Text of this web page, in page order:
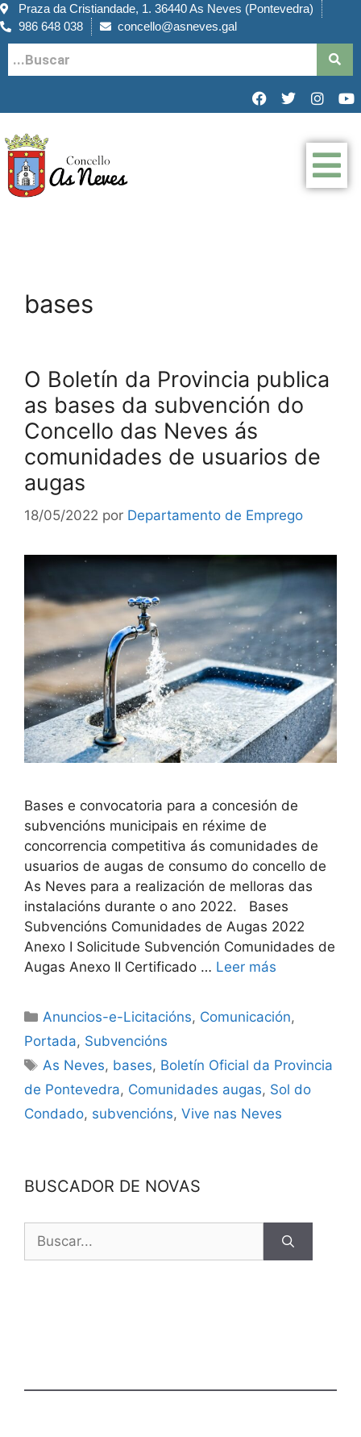
Praza da Cristiandade, 1. 36440 As Neves (Pontevedra)
986 648 038
concello@asneves.gal
bases
O Boletín da Provincia publica
as bases da subvención do
Concello das Neves ás
comunidades de usuarios de
augas
18/05/2022 por Departamento de Emprego
Bases e convocatoria para a concesión de
subvencións municipais en réxime de
concorrencia competitiva ás comunidades de
usuarios de augas de consumo do concello de
As Neves para a realización de melloras das
instalacións durante o ano 2022. Bases
Subvencións Comunidades de Augas 2022
Anexo I Solicitude Subvención Comunidades de
Augas Anexo II Certificado … Leer más
Anuncios-e-Licitacións, Comunicación,
Portada, Subvencións
As Neves, bases, Boletín Oficial da Provincia
de Pontevedra, Comunidades augas, Sol do
Condado, subvencións, Vive nas Neves
BUSCADOR DE NOVAS